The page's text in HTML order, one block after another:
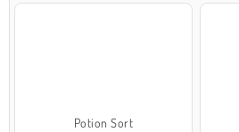
Potion Sort